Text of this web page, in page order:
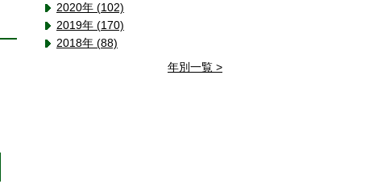
2020年 (102)
2019年 (170)
2018年 (88)
年別一覧 >